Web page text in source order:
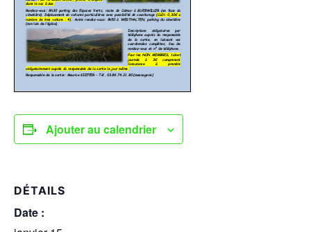
Ajouter au calendrier
DÉTAILS
Date :